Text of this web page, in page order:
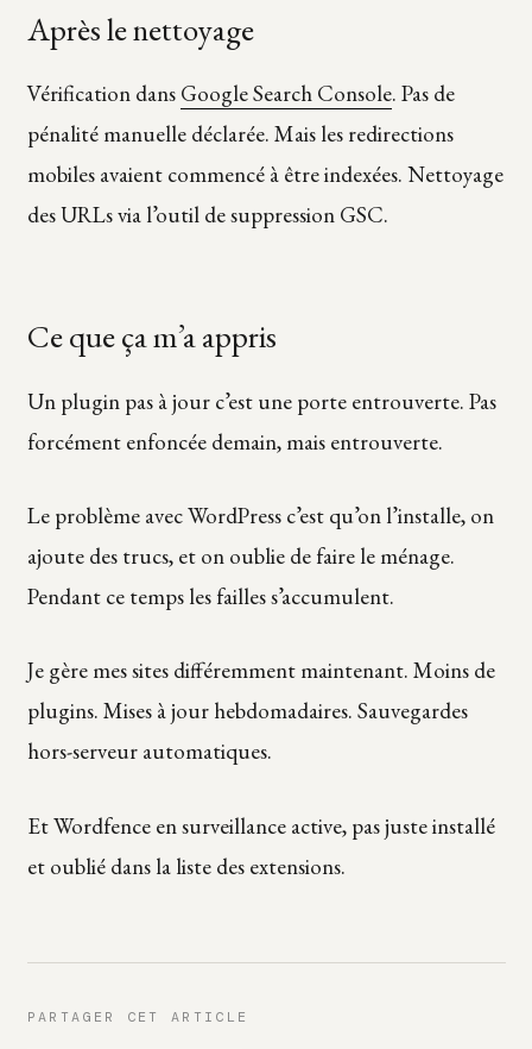
Après le nettoyage
Vérification dans Google Search Console. Pas de
pénalité manuelle déclarée. Mais les redirections
mobiles avaient commencé à être indexées. Nettoyage
des URLs via l’outil de suppression GSC.
Ce que ça m’a appris
Un plugin pas à jour c’est une porte entrouverte. Pas
forcément enfoncée demain, mais entrouverte.
Le problème avec WordPress c’est qu’on l’installe, on
ajoute des trucs, et on oublie de faire le ménage.
Pendant ce temps les failles s’accumulent.
Je gère mes sites différemment maintenant. Moins de
plugins. Mises à jour hebdomadaires. Sauvegardes
hors-serveur automatiques.
Et Wordfence en surveillance active, pas juste installé
et oublié dans la liste des extensions.
PARTAGER CET ARTICLE